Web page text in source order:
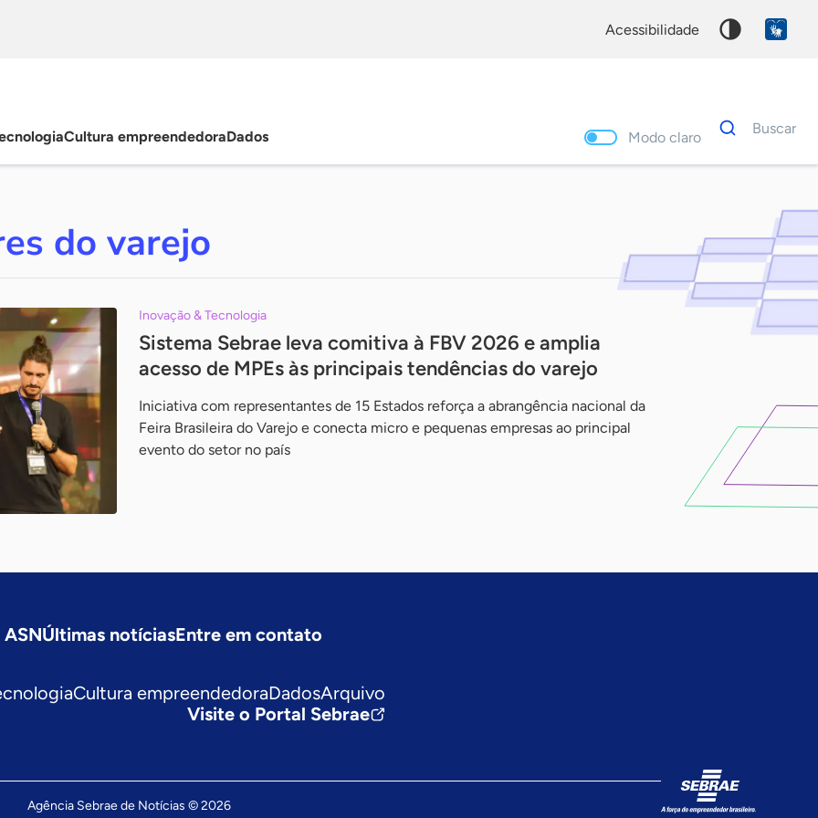
acessibilidade
Cultura empreendedoraDados Modo claro
Dados
para
Buscar
do varejo
Inovação & Tecnologia
Sistema Sebrae leva comitiva à FBV 2026 e amplia
acesso de MPEs às principais tendências do varejo
Iniciativa com representantes de 15 Estados reforça a abrangência nacional da
Feira Brasileira do Varejo e conecta micro e pequenas empresas ao principal
evento do setor no país
ASNÚltimas notíciasEntre em contato
Cultura empreendedoraDadosArquivo
Visite o Portal Sebrae
Agência Sebrae de Notícias © 2026